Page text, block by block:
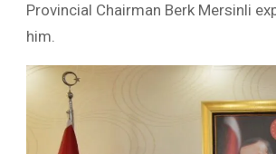
Provincial Chairman Berk Mersinli
him.